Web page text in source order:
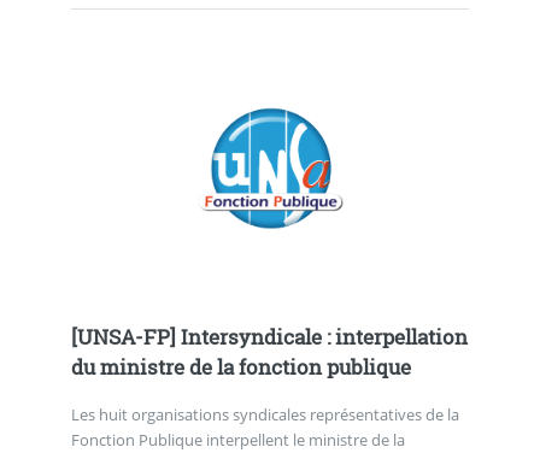
[UNSA-FP] Intersyndicale : interpellation
du ministre de la fonction publique
Les huit organisations syndicales représentatives de la
Fonction Publique interpellent le ministre de la